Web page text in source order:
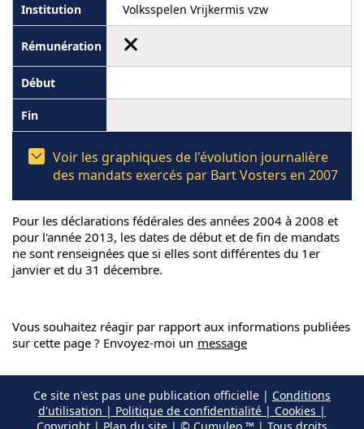
Volksspelen Vrijkermis vzw
Voir les graphiques de l'évolution journalière
des mandats exercés par Bart Vosters en 2007
Pour les déclarations fédérales des années 2004 à 2008 et
pour l'année 2013, les dates de début et de fin de mandats
ne sont renseignées que si elles sont différentes du 1er
janvier et du 31 décembre.
Vous souhaitez réagir par rapport aux informations publiées
sur cette page ? Envoyez-moi un message
Ce site n'est pas une publication officielle | Conditions
d'utilisation | Politique de confidentialité | Cookies |